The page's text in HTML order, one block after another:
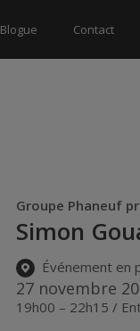
Blogue Contact
Groupe Phaneuf
Simon
Événement en
27 novembre
19h00 – 22h15 /